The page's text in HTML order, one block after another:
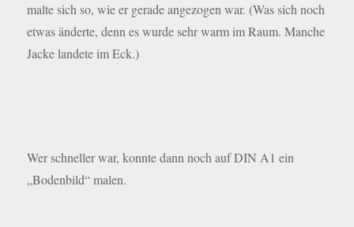
malte sich so, wie er gerade angezogen war. (Was sich noch
etwas änderte, denn es wurde sehr warm im Raum. Manche
Jacke landete im Eck.)
Wer schneller war, konnte dann noch auf DIN A1 ein
„Bodenbild“ malen.